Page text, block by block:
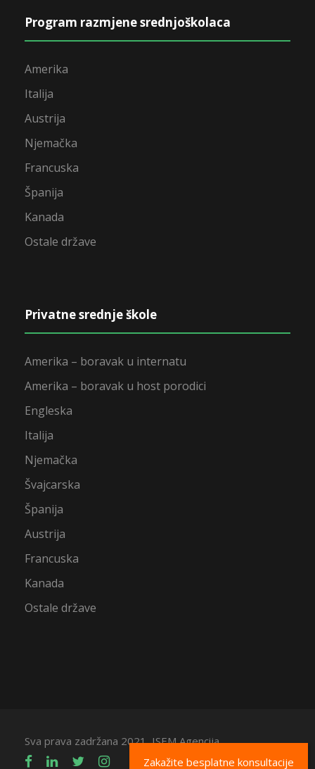
Program razmjene srednjoškolaca
Amerika
Italija
Austrija
Njemačka
Francuska
Španija
Kanada
Ostale države
Privatne srednje škole
Amerika – boravak u internatu
Amerika – boravak u host porodici
Engleska
Italija
Njemačka
Švajcarska
Španija
Austrija
Francuska
Kanada
Ostale države
Sva prava zadržana 2021, ISEM Agencija
Zakažite besplatne konsultacije